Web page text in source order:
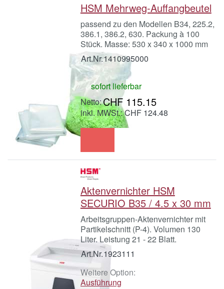
HSM Mehrweg-Auffangbeutel
passend zu den Modellen B34, 225.2,
386.1, 386.2, 630. Packung à 100
Stück. Masse: 530 x 340 x 1000 mm
Art.Nr.1410995000
sofort lieferbar
CHF 115.15
inkl. MWSt.: CHF 124.48
Aktenvernichter HSM
SECURIO B35 / 4.5 x 30 mm
Arbeitsgruppen-Aktenvernichter mit
Partikelschnitt (P-4). Volumen 130
Liter. Leistung 21 - 22 Blatt.
Art.Nr.1923111
Weitere Option:
Ausführung